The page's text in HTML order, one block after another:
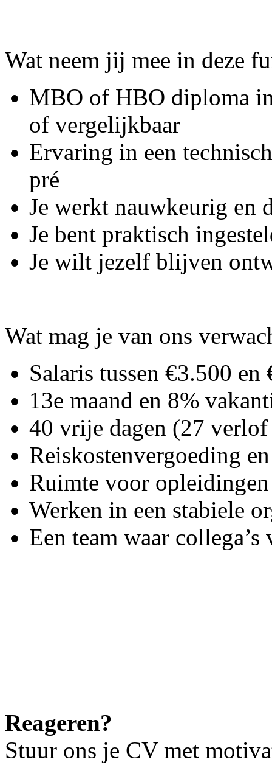
Wat neem jij mee in deze
MBO of HBO diploma
of vergelijkbaar
Ervaring in een
pré
Je werkt nauwkeurig en
Je bent praktisch
Je wilt jezelf blijven
Wat mag je van ons
Salaris tussen €3.500
13e maand en 8%
40 vrije dagen (27
Reiskostenvergoeding
Ruimte voor
Werken in een stabiele
Een team waar
Reageren?
Stuur ons je CV met